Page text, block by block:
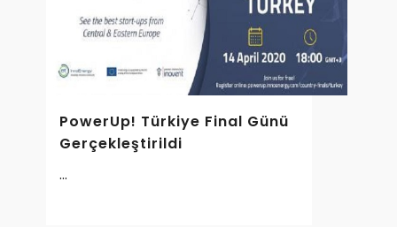
PowerUp! Türkiye Final Günü
Gerçekleştirildi
...